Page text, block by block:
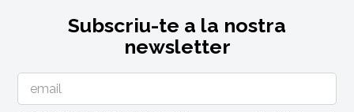
Subscriu-te a la nostra
newsletter